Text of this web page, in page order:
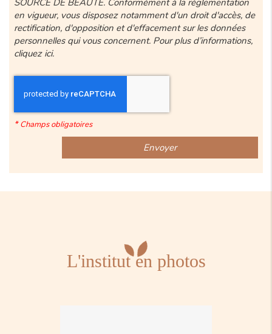
en vigueur, vous disposez notamment d'un droit d'accès, de
rectification, d'opposition et d'effacement sur les données
personnelles qui vous concernent. Pour plus d’informations,
cliquez ici.
*Champs obligatoires
L'institut en photos